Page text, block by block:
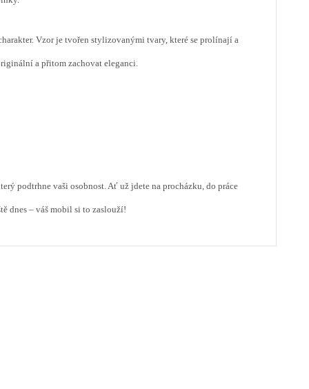
Vzor je tvořen stylizovanými tvary, které se prolínají a
a přitom zachovat eleganci.
podtrhne vaši osobnost. Ať už jdete na procházku, do práce
dnes – váš mobil si to zaslouží!